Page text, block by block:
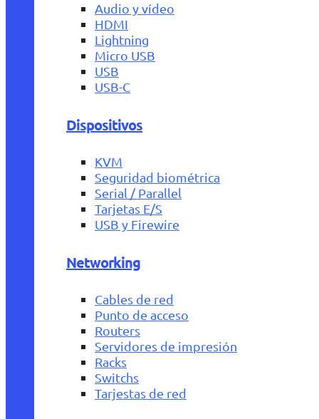
Audio y vídeo
HDMI
Lightning
Micro USB
USB
USB-C
Dispositivos
KVM
Seguridad biométrica
Serial / Parallel
Tarjetas E/S
USB y Firewire
Networking
Cables de red
Punto de acceso
Routers
Servidores de impresión
Racks
Switchs
Tarjestas de red